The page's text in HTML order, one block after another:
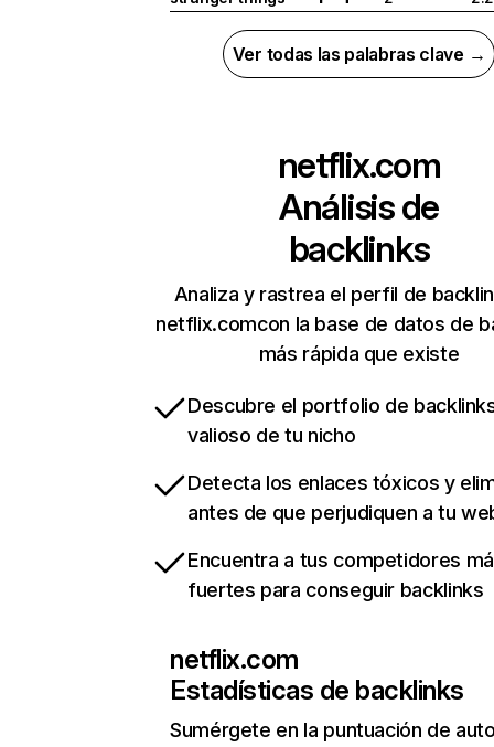
Ver todas las palabras clave →
netflix.com
Análisis de
backlinks
Analiza y rastrea el perfil de
netflix.comcon la base de datos de
más rápida que existe
Descubre el portfolio de
valioso de tu nicho
Detecta los enlaces tóxicos y
antes de que perjudiquen a tu
Encuentra a tus competidores
fuertes para conseguir backlinks
netflix.com
Estadísticas de backlinks
Sumérgete en la puntuación de